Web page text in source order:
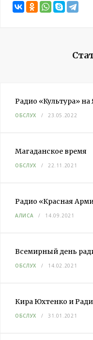
Радио «Культура» на
ОБСЛУХ 23.05.2022
Магаданское время
ОБСЛУХ 22.11.2021
Радио «Красная
АЛИСА 14.09.2021
Всемирный день
ОБСЛУХ 14.02.2021
Кира Юхтенко и
ОБСЛУХ 31.01.2021